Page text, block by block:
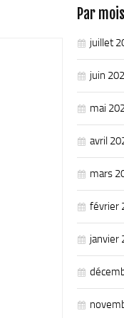
Par mois
juillet
juin
mai
avril
mars
février
janvier